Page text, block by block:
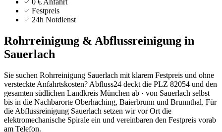
Festpreis
24h Notdienst
Rohrreinigung & Abflussreinigung in
Sauerlach
Sie suchen Rohrreinigung Sauerlach mit klarem Festpreis und ohne
versteckte Anfahrtskosten? Abfluss24 deckt die PLZ 82054 und den
gesamten südlichen Landkreis München ab · von Sauerlach selbst
bis in die Nachbarorte Oberhaching, Baierbrunn und Brunnthal. Für
die Abflussreinigung Sauerlach setzen wir vor Ort die
elektromechanische Spirale ein und vereinbaren den Festpreis vorab
am Telefon.